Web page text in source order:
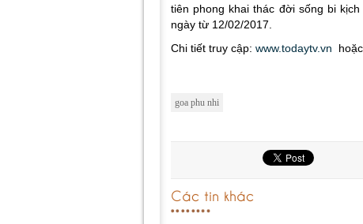
tiên phong khai thác đời sống bi
ngày từ 12/02/2017.
Chi tiết truy cập: www.todaytv.vn
goa phu nhi
Các tin khác